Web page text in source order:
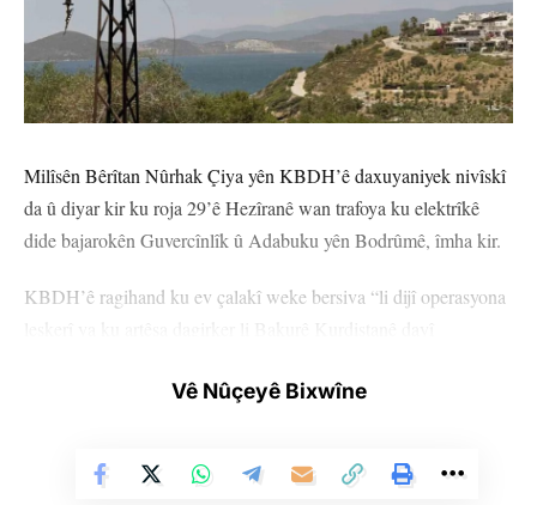
Milîsên Bêrîtan Nûrhak Çiya yên KBDH’ê daxuyaniyek nivîskî
da û diyar kir ku roja 29’ê Hezîranê wan trafoya ku elektrîkê
dide bajarokên Guvercînlîk û Adabuku yên Bodrûmê, îmha kir.
KBDH’ê ragihand ku ev çalakî weke bersiva “li dijî operasyona
îmha bû û demek dirêj elekrîk nehat dayîna bajarokan.”
ku li Bakur dewam dikin, wê bêencam bimînin. Gerîla wê
Vê Nûçeyê Bixwîne